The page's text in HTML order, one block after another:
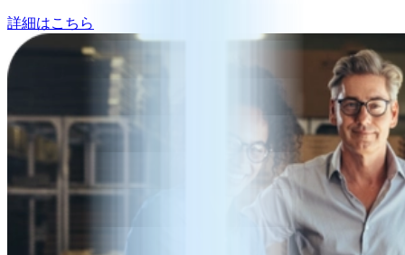
詳細はこちら